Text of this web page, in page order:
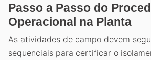
Passo a Passo do
Operacional na Planta
As atividades de campo devem
sequenciais para certificar o